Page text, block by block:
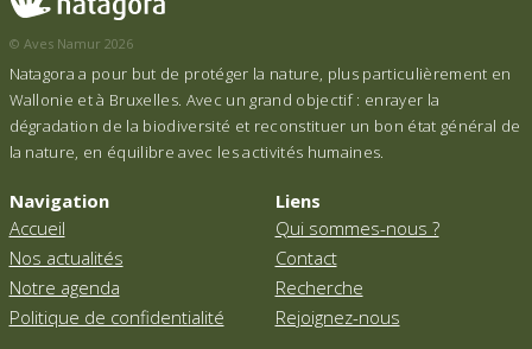
© Aves Namur 2026
Natagora a pour but de protéger la nature, plus particulièrement en
Wallonie et à Bruxelles. Avec un grand objectif : enrayer la
dégradation de la biodiversité et reconstituer un bon état général de
la nature, en équilibre avec les activités humaines.
Navigation
Accueil
Nos actualités
Notre agenda
Politique de confidentialité
Liens
Qui sommes-nous ?
Contact
Recherche
Rejoignez-nous